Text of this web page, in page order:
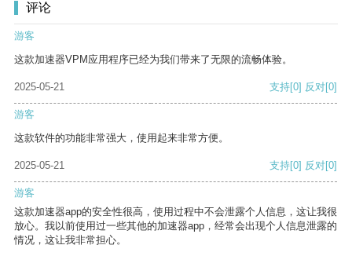
评论
游客
这款加速器VPM应用程序已经为我们带来了无限的流畅体验。
2025-05-21 支持[0] 反对[0]
游客
这款软件的功能非常强大，使用起来非常方便。
2025-05-21 支持[0] 反对[0]
游客
这款加速器app的安全性很高，使用过程中不会泄露个人信息，这让我很
放心。我以前使用过一些其他的加速器app，经常会出现个人信息泄露的
情况，这让我非常担心。